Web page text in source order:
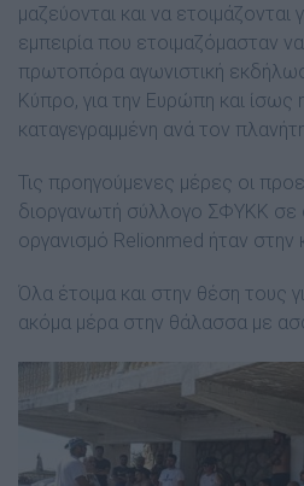
μαζεύονται και να ετοιμάζονται
εμπειρία που ετοιμαζόμασταν
πρωτοπόρα αγωνιστική
Κύπρο, για την Ευρώπη και ίσως
καταγεγραμμένη ανά τον
Τις προηγούμενες μέρες οι
διοργανωτή σύλλογο ΣΦΥΚΚ σε
οργανισμό Relionmed ήταν
Όλα έτοιμα και στην θέση τους
ακόμα μέρα στην θάλασσα με